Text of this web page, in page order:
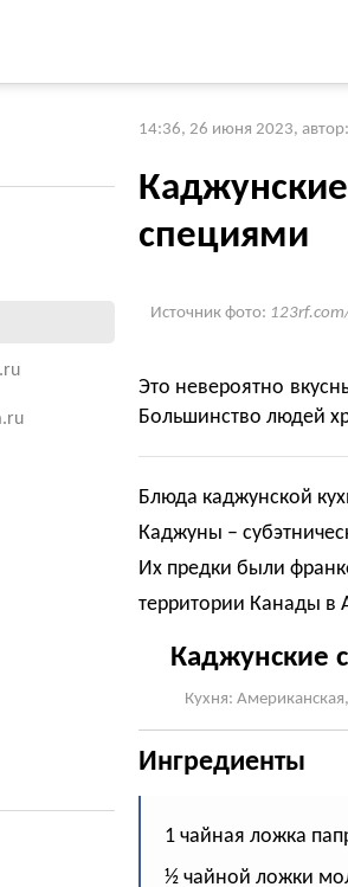
14:36, 26 июня 2023,
специями
Источник фото:
Это невероятно
Большинство людей
Блюда каджунской
Каджуны –
Их предки были
территории Канады в
Каджунские
Кухня:
Ингредиенты
1 чайная ложка
½ чайной ложки